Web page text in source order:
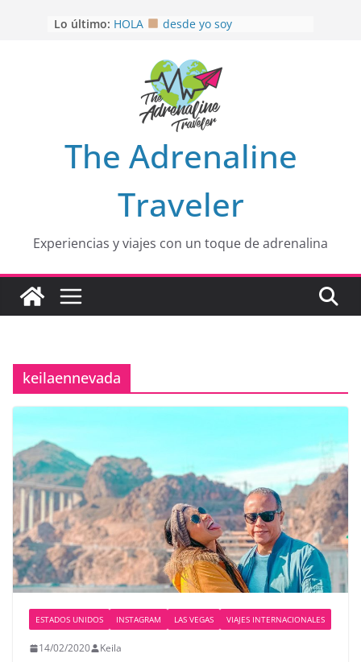
Lo último: HOLA
desde yo soy
EL SENDERO DEL CACAO: Excelente
opción
HOSPEDAJE AL NATURALSHH !!
OTRA PERSPECTIVA de RÍO EL
MULITO!
The Adrenaline
Traveler
Experiencias y viajes con un toque de adrenalina
keilaennevada
ESTADOS UNIDOS INSTAGRAM LAS VEGAS VIAJES INTERNACIONALES
14/02/2020 Keila